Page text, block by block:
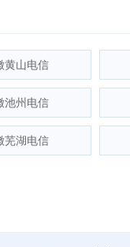
黄山电信
池州电信
芜湖电信